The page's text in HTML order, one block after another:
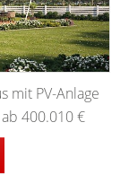
mit PV-Anlage
400.010 €